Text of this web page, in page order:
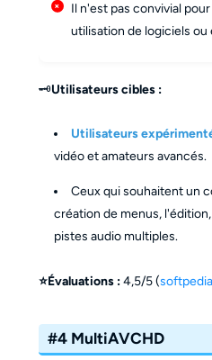
Il n'est pas convivial
utilisation de logiciels
🗝️Utilisateurs cibles :
Utilisateurs
vidéo et amateurs avancés.
Ceux qui souhaitent un
création de menus,
pistes audio multiples.
⭐Évaluations :4,5/5 (softpedia
#4 MultiAVCHD